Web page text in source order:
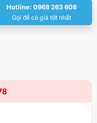
Hotline: 0968 263 608
Gọi để có giá tốt nhất